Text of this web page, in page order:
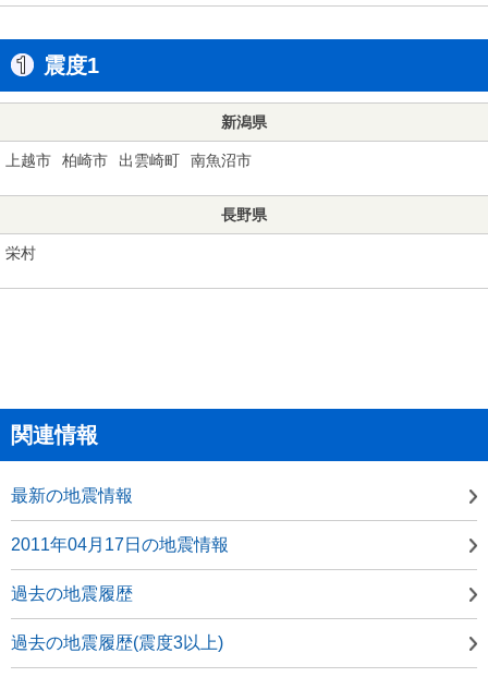
震度1
新潟県
上越市 柏崎市 出雲崎町 南魚沼市
長野県
栄村
関連情報
最新の地震情報
2011年04月17日の地震情報
過去の地震履歴
過去の地震履歴(震度3以上)